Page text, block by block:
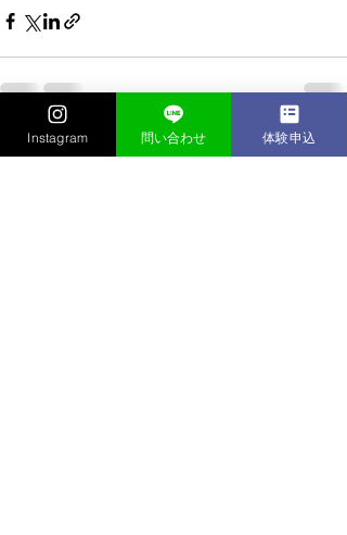
最新記事 すべて表示
Instagram 問い合わせ 体験申込